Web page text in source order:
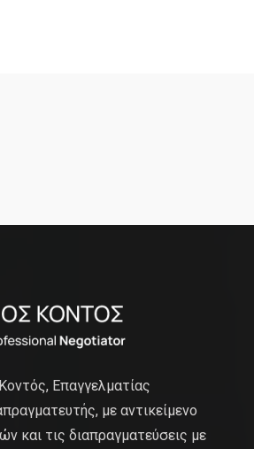
Επαγγελματίας
με αντικείμενο
και τις διαπραγματεύσεις με